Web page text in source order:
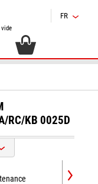
vide
FR
RC/KB 0025D